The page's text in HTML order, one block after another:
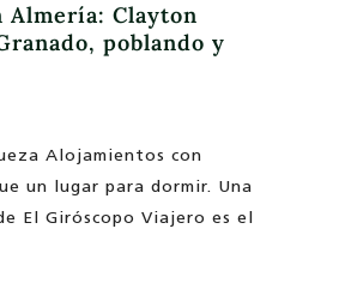
Almería: Clayton
poblando y
Alojamientos con
un lugar para dormir. Una
El Giróscopo Viajero es el